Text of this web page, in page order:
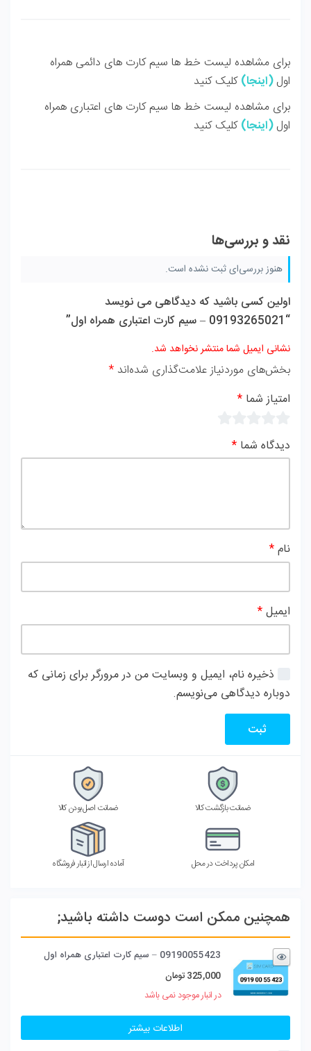
برای مشاهده لیست خط ها سیم کارت های دائمی همراه
اول(اینجا)کلیک کنید
برای مشاهده لیست خط ها سیم کارت های اعتباری همراه
اول(اینجا)کلیک کنید
نقد و بررسی‌ها
هنوز بررسی‌ای ثبت نشده است.
اولین کسی باشید که دیدگاهی می نویسد
“09193265021 – سیم کارت اعتباری همراه اول”
نشانی ایمیل شما منتشر نخواهد شد.
بخش‌های موردنیاز علامت‌گذاری شده‌اند *
امتیاز شما *
دیدگاه شما *
نام*
ایمیل*
ذخیره نام، ایمیل و وبسایت من در مرورگر برای زمانی که
دوباره دیدگاهی می‌نویسم.
ضمانت بازگشت کالا ضمانت اصل بودن کالا
امکان پرداخت در محل آماده ارسال از انبار فروشگاه
همچنین ممکن است دوست داشته باشید;
09190055423 – سیم کارت اعتباری همراه اول
325,000 تومان
در انبار موجود نمی باشد
اطلاعات بیشتر